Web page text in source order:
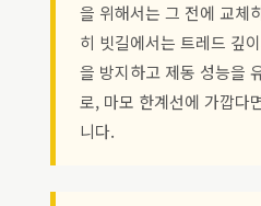
을 위해서는 그 전에 교체
히 빗길에서는 트레드 깊
을 방지하고 제동 성능을
로, 마모 한계선에 가깝다
니다.